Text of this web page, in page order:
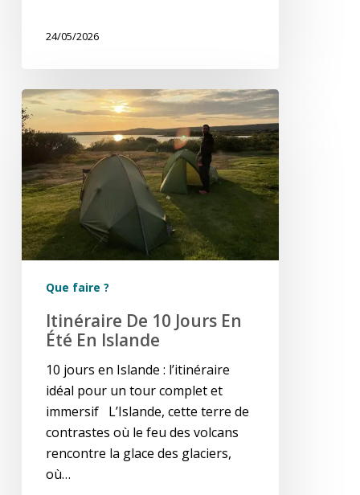
24/05/2026
Itinéraire
de
10
jours
en
été
en
Islande
Que faire ?
Itinéraire De 10 Jours En
Été En Islande
10 jours en Islande : l’itinéraire
idéal pour un tour complet et
immersif L’Islande, cette terre de
contrastes où le feu des volcans
rencontre la glace des glaciers,
où…